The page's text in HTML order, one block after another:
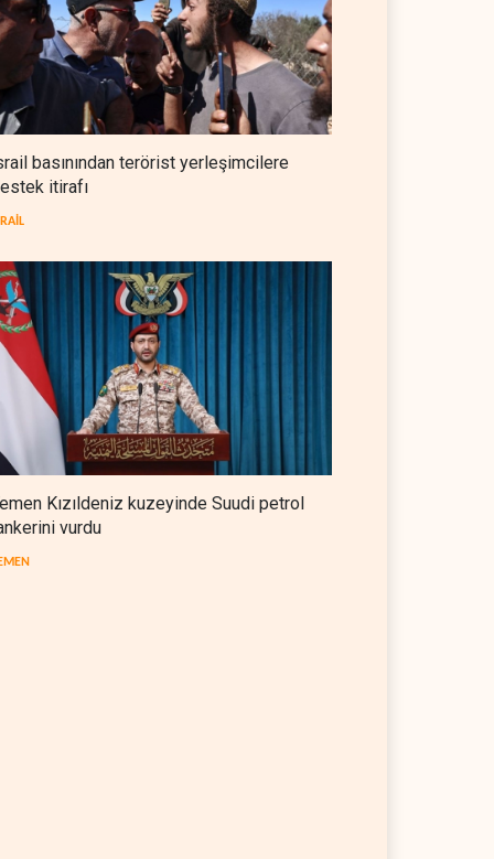
NYT: Washington, İran'ı yine
okuyamadı
BATI YARIM KÜRE 05 Ağustos 2026
İsrailli istihbaratçı: ABD'nin
mühimmatının bittiği iddiası
bir iç kavga
İran karşısında 'zor kararlara'
sevk ediyor
BATI YARIM KÜRE
basınından terörist yerleşimcilere
itirafı
Kızıldeniz kuzeyinde Suudi petrol
vurdu